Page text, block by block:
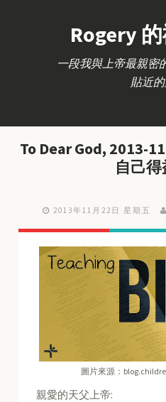
Rogery
一段我與上帝最親密
貼近
To Dear God, 2013-
自己
2013年11月22日 星期五
圖片來源：
親愛的天父上帝: